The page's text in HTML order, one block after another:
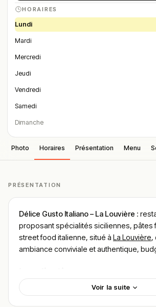
HORAIRES
Lundi
Mardi
Mercredi
Jeudi
Vendredi
Samedi
Dimanche
Photo Horaires Présentation Menu
PRÉSENTATION
Délice Gusto Italiano – La Louvière :
proposant spécialités siciliennes, pâtes
street food italienne, situé à La Louvière,
ambiance conviviale et authentique,
Délice Gusto Italiano est situé place de la
Voir la suite